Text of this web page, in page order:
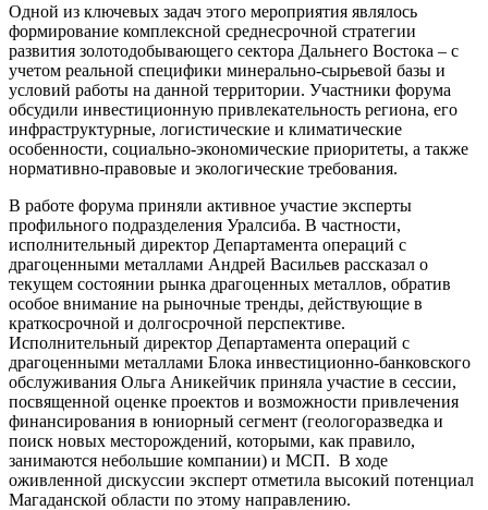
Одной из ключевых задач этого мероприятия являлось
формирование комплексной среднесрочной стратегии
развития золотодобывающего сектора Дальнего Востока – с
учетом реальной специфики минерально-сырьевой базы и
условий работы на данной территории. Участники форума
обсудили инвестиционную привлекательность региона, его
инфраструктурные, логистические и климатические
особенности, социально-экономические приоритеты, а также
нормативно-правовые и экологические требования.
В работе форума приняли активное участие эксперты
профильного подразделения Уралсиба. В частности,
исполнительный директор Департамента операций с
драгоценными металлами Андрей Васильев рассказал о
текущем состоянии рынка драгоценных металлов, обратив
особое внимание на рыночные тренды, действующие в
краткосрочной и долгосрочной перспективе.
Исполнительный директор Департамента операций с
драгоценными металлами Блока инвестиционно-банковского
обслуживания Ольга Аникейчик приняла участие в сессии,
посвященной оценке проектов и возможности привлечения
финансирования в юниорный сегмент (геологоразведка и
поиск новых месторождений, которыми, как правило,
занимаются небольшие компании) и МСП. В ходе
оживленной дискуссии эксперт отметила высокий потенциал
Магаданской области по этому направлению.